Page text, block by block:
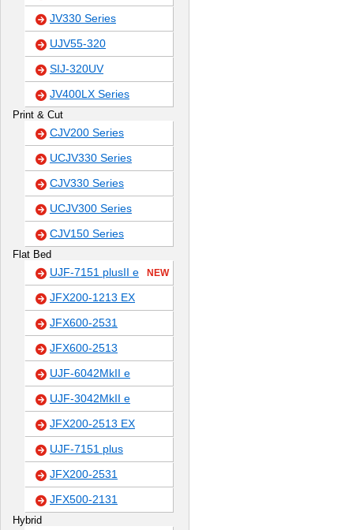
JV330 Series
UJV55-320
SIJ-320UV
JV400LX Series
Print & Cut
CJV200 Series
UCJV330 Series
CJV330 Series
UCJV300 Series
CJV150 Series
Flat Bed
UJF-7151 plusII e NEW
JFX200-1213 EX
JFX600-2531
JFX600-2513
UJF-6042MkII e
UJF-3042MkII e
JFX200-2513 EX
UJF-7151 plus
JFX200-2531
JFX500-2131
Hybrid